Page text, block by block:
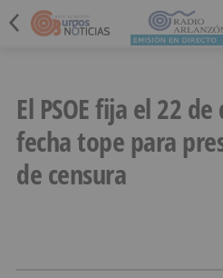
El PSOE fija el 22
fecha tope para
de censura